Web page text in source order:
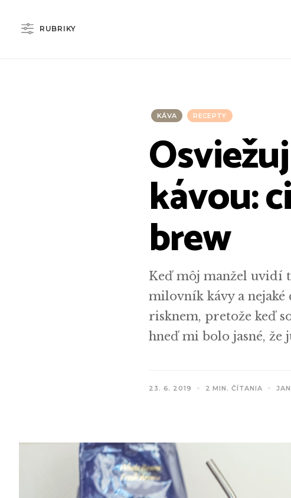
RUBRIKY
KÁVA RECEPTY
kávou:
brew
Keď môj manžel uvidí
milovník kávy a
risknem, pretože keď
hneď mi bolo jasné, že
23. 6. 2019 2 MIN. ČÍTANIA